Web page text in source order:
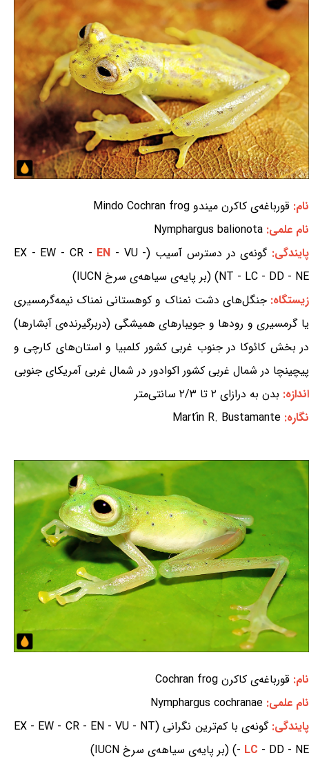
نام: قورباغه‌ی کاکرن میندو Mindo Cochran frog
نام علمی: Nymphargus balionota
پایندگی:گونه‌ی در دسترس آسیب (EX - EW - CR - EN - VU -
NT - LC - DD - NE) (بر پایه‌ی سیاهه‌ی سرخ IUCN)
زیستگاه:جنگل‌های دشت نمناک و کوهستانی نمناک نیمه‌گرمسیری
یا گرمسیری و رودها و جویبارهای همیشگی (دربرگیرنده‌ی آبشارها)
در بخش کائوکا در جنوب غربی کشور کلمبیا و استان‌های کارچی و
پیچینچا در شمال غربی کشور اکوادور در شمال غربی آمریکای جنوبی
اندازه: بدن به درازای ۲ تا ۲/۳ سانتی‌متر
نگاره: Martín R. Bustamante
نام: قورباغه‌ی کاکرن Cochran frog
نام علمی: Nymphargus cochranae
پایندگی:
گونه‌ی با کم‌ترین نگرانی (EX - EW - CR - EN - VU - NT
- LC - DD - NE) (بر پایه‌ی سیاهه‌ی سرخ IUCN)